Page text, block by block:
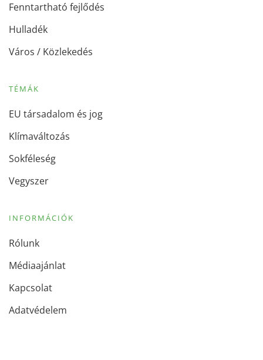
Fenntartható fejlődés
Hulladék
Város / Közlekedés
TÉMÁK
EU társadalom és jog
Klímaváltozás
Sokféleség
Vegyszer
INFORMÁCIÓK
Rólunk
Médiaajánlat
Kapcsolat
Adatvédelem